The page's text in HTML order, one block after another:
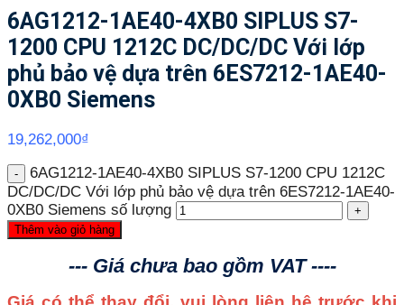
6AG1212-1AE40-4XB0 SIPLUS S7-
1200 CPU 1212C DC/DC/DC Với lớp
phủ bảo vệ dựa trên 6ES7212-1AE40-
0XB0 Siemens
19,262,000₫
6AG1212-1AE40-4XB0 SIPLUS S7-1200 CPU 1212C
DC/DC/DC Với lớp phủ bảo vệ dựa trên 6ES7212-1AE40-
0XB0 Siemens số lượng
Thêm vào giỏ hàng
--- Giá chưa bao gồm VAT ----